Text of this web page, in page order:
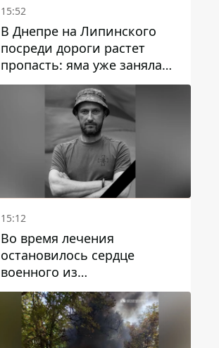
15:52
В Днепре на Липинского
посреди дороги растет
пропасть: яма уже заняла
полосу движения
15:12
Во время лечения
остановилось сердце
военного из
Днепропетровской области
Ростислава Лупашко